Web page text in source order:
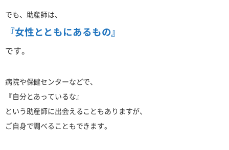
でも、助産師は、
『女性とともにあるもの』
です。
病院や保健センターなどで、
『自分とあっているな』
という助産師に出会えることもありますが、
ご自身で調べることもできます。